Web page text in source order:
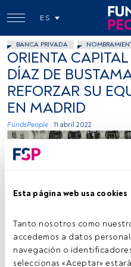
Esta página web usa cookies
Tanto nosotros como
accedemos a datos
navegación o
seleccionas «Aceptar»
ES
BANCA PRIVADA
ORIENTA
DÍAZ DE
REFORZAR SU
EN MADRID
FundsPeople . 11 abril 2022
Firma: Cedida (Orienta Capital)